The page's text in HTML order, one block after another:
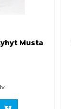
Musta